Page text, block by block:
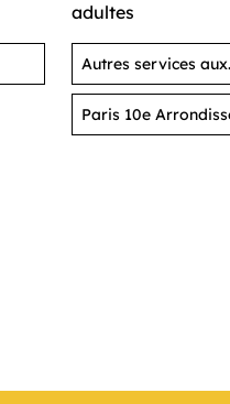
adultes
Autres services aux
organisations
Paris 10e